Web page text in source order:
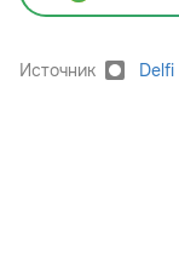
Источник Delfi